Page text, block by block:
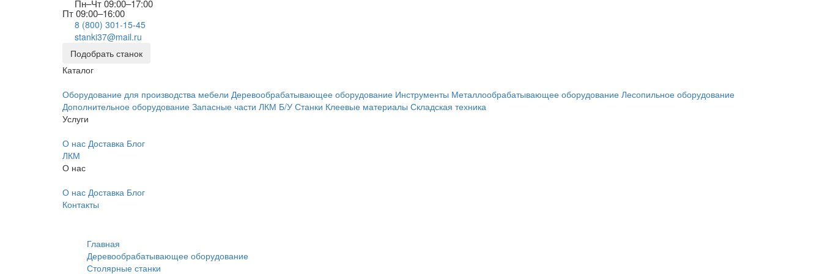
Пн–Чт 09:00–17:00
Пт 09:00–16:00
8 (800) 301-15-45
stanki37@mail.ru
Подобрать станок
Каталог
Оборудование для производства мебели Деревообрабатывающее оборудование Инструменты Металлообрабатывающее оборудование Лесопильное оборудование
Дополнительное оборудование Запасные части ЛКМ Б/У Станки Клеевые материалы Складская техника
Услуги
О нас Доставка Блог
ЛКМ
О нас
О нас Доставка Блог
Контакты
Главная
Деревообрабатывающее оборудование
Столярные станки